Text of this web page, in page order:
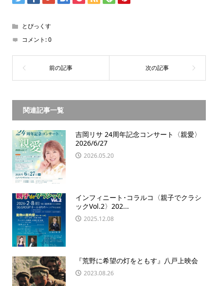
とぴっくす
コメント:0
関連記事一覧
吉岡リサ 24周年記念コンサート〈親愛〉
2026/6/27
2026.05.20
インフィニート･コラルコ〈親子でクラシ
ックVol.2〉202...
2025.12.08
『荒野に希望の灯をともす』八戸上映会
2023.08.26